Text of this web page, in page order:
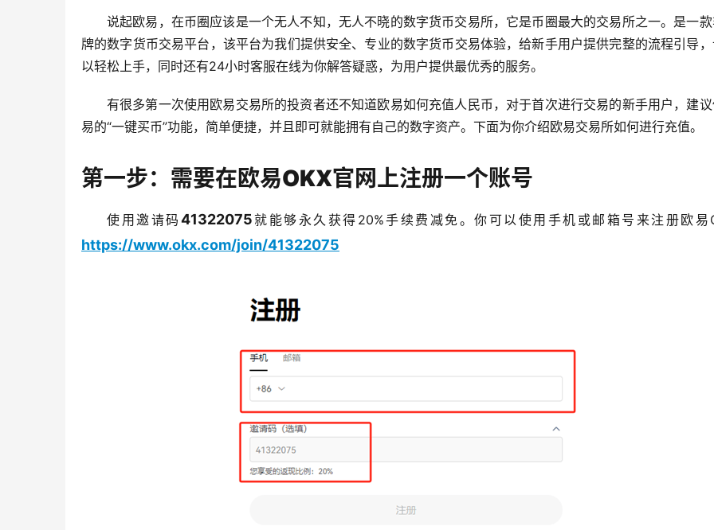
说起欧易，在币圈应该是一个无人不知，无人不晓的数字货币交易所，它是币圈最大的交易所之一。是一
牌的数字货币交易平台，该平台为我们提供安全、专业的数字货币交易体验，给新手用户提供完整的流程引导
以轻松上手，同时还有24小时客服在线为你解答疑惑，为用户提供最优秀的服务。
有很多第一次使用欧易交易所的投资者还不知道欧易如何充值人民币，对于首次进行交易的新手用户，建
易的“一键买币”功能，简单便捷，并且即可就能拥有自己的数字资产。下面为你介绍欧易交易所如何进行充值。
第一步：需要在欧易OKX官网上注册一个账号
使用邀请码 41322075就能够永久获得20%手续费减免。你可以使用手机或邮箱号来注册欧易
https://www.okx.com/join/41322075